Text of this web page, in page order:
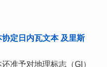
定日内瓦文本 及里斯
准予对地理标志（GI）